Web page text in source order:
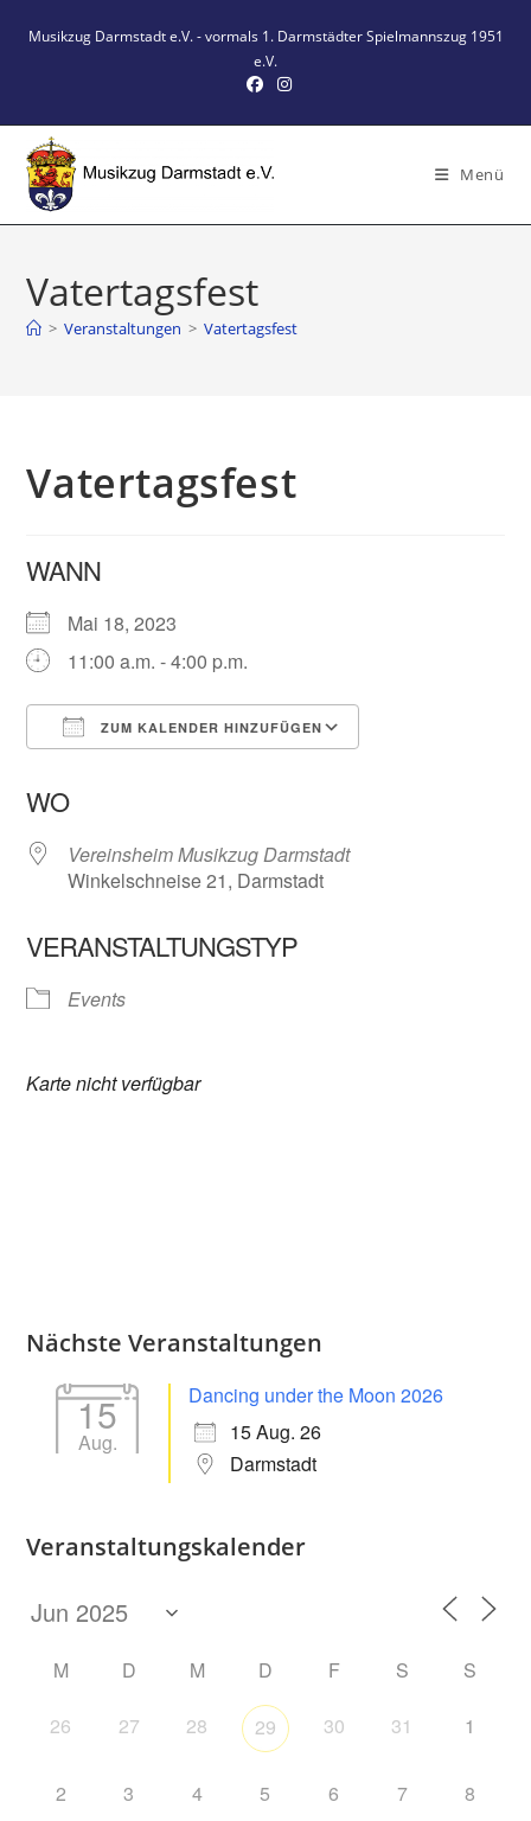
InhaltMusikzug Darmstadt e.V. - vormals 1. Darmstädter Spielmannszug 1951
e.V.
Menü
Vatertagsfest
> Veranstaltungen > Vatertagsfest
Vatertagsfest
WANN
Mai 18, 2023
11:00 a.m. - 4:00 p.m.
ZUM KALENDER HINZUFÜGEN
WO
Vereinsheim Musikzug Darmstadt
Winkelschneise 21, Darmstadt
VERANSTALTUNGSTYP
Events
Karte nicht verfügbar
Nächste Veranstaltungen
15
Aug.
Dancing under the Moon 2026
15 Aug. 26
Darmstadt
Veranstaltungskalender
M D M D F S S
26 27 28 29 30 31 1
2 3 4 5 6 7 8